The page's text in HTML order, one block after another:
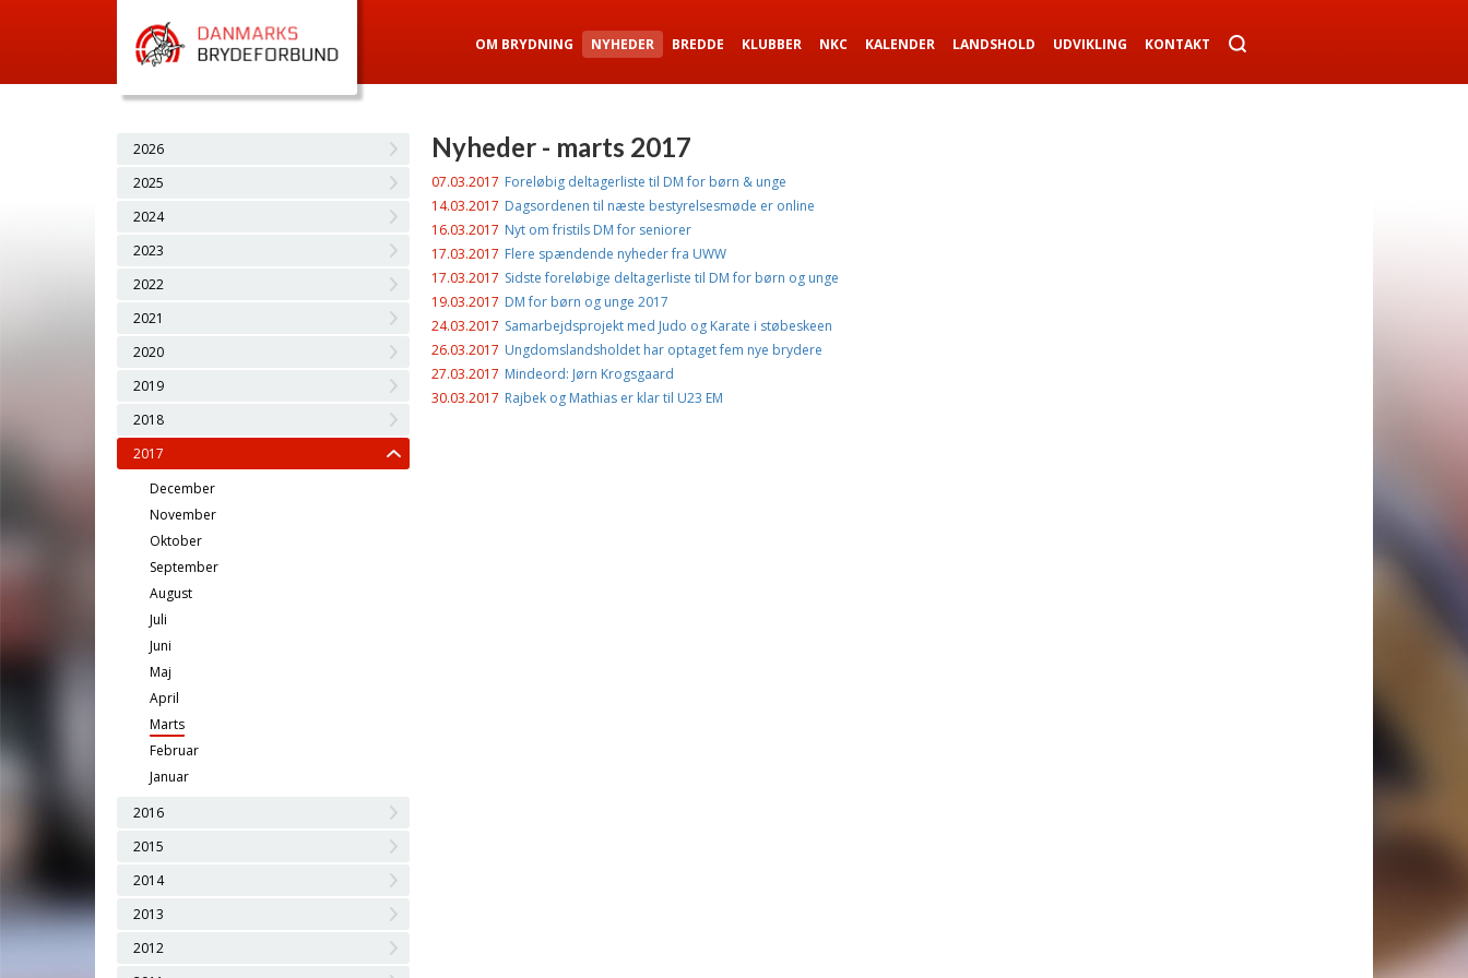
OM BRYDNING NYHEDER BREDDE KLUBBER NKC KALENDER LANDSHOLD UDVIKLING KONTAKT
2026
2025
2024
2023
2022
2021
2020
2019
2018
2017
December
November
Oktober
September
August
Juli
Juni
Maj
April
Marts
Februar
Januar
2016
2015
2014
2013
2012
Nyheder - marts 2017
07.03.2017 Foreløbig deltagerliste til DM for børn & unge
14.03.2017 Dagsordenen til næste bestyrelsesmøde er online
16.03.2017 Nyt om fristils DM for seniorer
17.03.2017 Flere spændende nyheder fra UWW
17.03.2017 Sidste foreløbige deltagerliste til DM for børn og unge
19.03.2017 DM for børn og unge 2017
24.03.2017 Samarbejdsprojekt med Judo og Karate i støbeskeen
26.03.2017 Ungdomslandsholdet har optaget fem nye brydere
27.03.2017 Mindeord: Jørn Krogsgaard
30.03.2017 Rajbek og Mathias er klar til U23 EM